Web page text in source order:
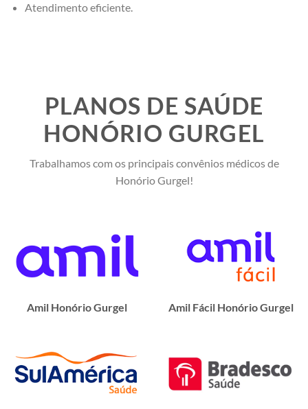
Atendimento eficiente.
PLANOS DE SAÚDE
HONÓRIO GURGEL
Trabalhamos com os principais convênios médicos de
Honório Gurgel!
Amil Honório Gurgel Amil Fácil Honório Gurgel